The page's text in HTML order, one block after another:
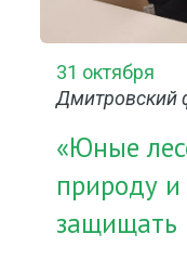
31 октября
Дмитровский
«Юные
природу и
защищать